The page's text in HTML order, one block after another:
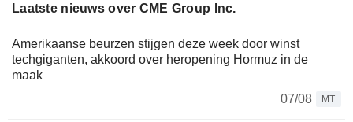
Laatste nieuws over CME Group Inc.
Amerikaanse beurzen stijgen deze week door winst
techgiganten, akkoord over heropening Hormuz in de
maak
07/08
MT